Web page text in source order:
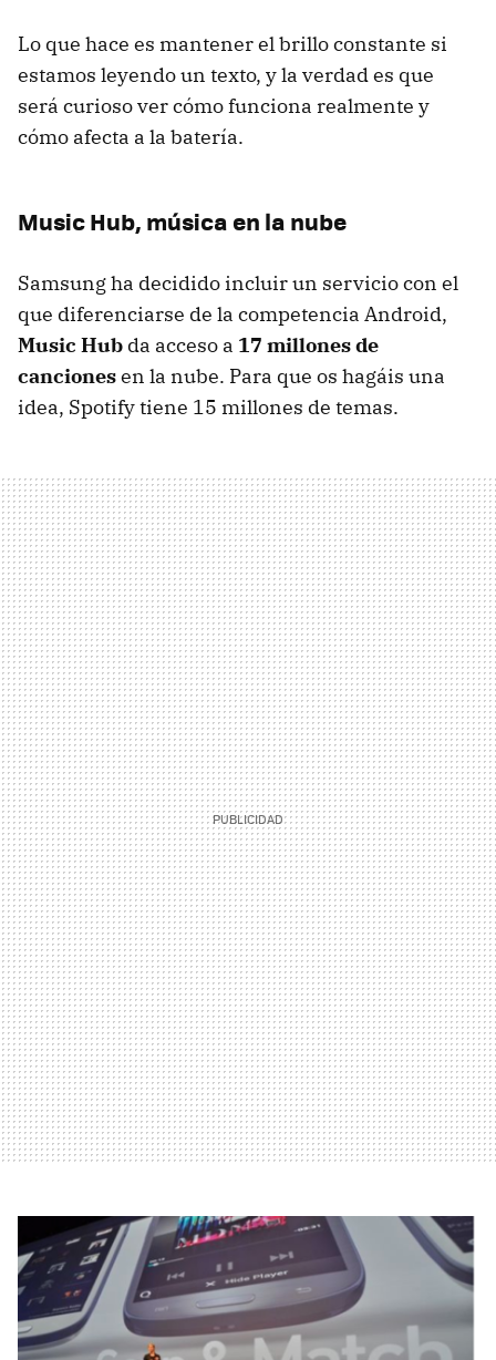
Lo que hace es mantener el brillo constante si
estamos leyendo un texto, y la verdad es que
será curioso ver cómo funciona realmente y
cómo afecta a la batería.
Music Hub, música en la nube
Samsung ha decidido incluir un servicio con el
que diferenciarse de la competencia Android,
Music Hub da acceso a 17 millones de
cancionesen la nube. Para que os hagáis una
idea, Spotify tiene 15 millones de temas.